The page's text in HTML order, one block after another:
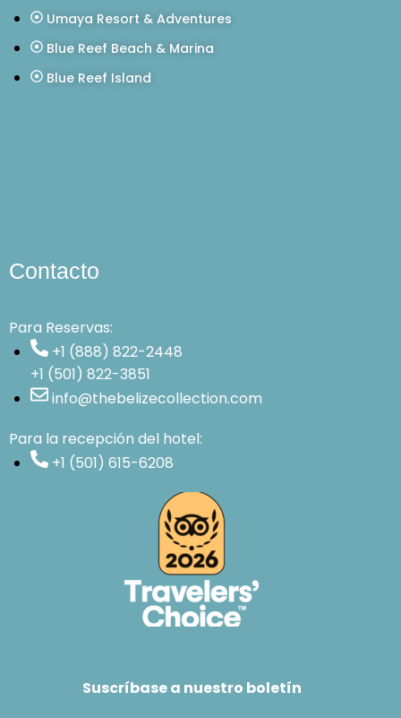
Umaya Resort & Adventures
Blue Reef Beach & Marina
Blue Reef Island
Contacto
Para Reservas:
+1 (888) 822-2448
+1 (501) 822-3851
info@thebelizecollection.com
Para la recepción del hotel:
+1 (501) 615-6208
Suscríbase a nuestro boletín